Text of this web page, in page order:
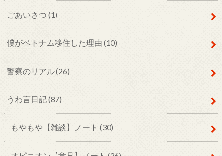
ごあいさつ (1)
僕がベトナム移住した理由 (10)
警察のリアル(26)
うわ言日記(87)
もやもや【雑談】ノート (30)